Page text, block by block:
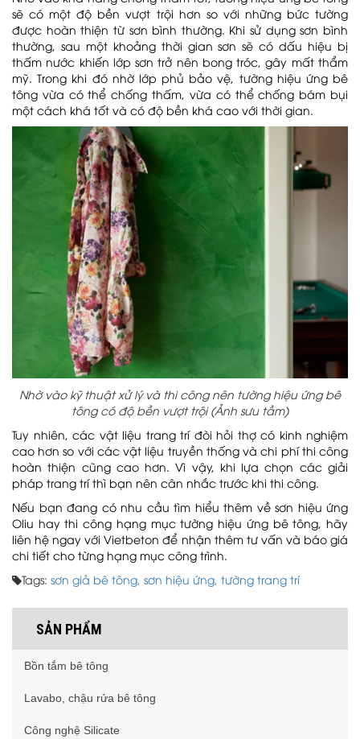
sẽ có một độ bền vượt trội hơn so với những bức tường
được hoàn thiện từ sơn bình thường. Khi sử dụng sơn bình
thường, sau một khoảng thời gian sơn sẽ có dấu hiệu bị
thấm nước khiến lớp sơn trở nên bong tróc, gây mất thẩm
mỹ. Trong khi đó nhờ lớp phủ bảo vệ, tường hiệu ứng bê
tông vừa có thể chống thấm, vừa có thể chống bám bụi
một cách khá tốt và có độ bền khá cao với thời gian.
Nhờ vào kỹ thuật xử lý và thi công nên tường hiệu ứng bê
tông có độ bền vượt trội (Ảnh sưu tầm)
Tuy nhiên, các vật liệu trang trí đòi hỏi thợ có kinh nghiệm
cao hơn so với các vật liệu truyền thống và chi phí thi công
hoàn thiện cũng cao hơn. Vì vậy, khi lựa chọn các giải
pháp trang trí thì bạn nên cân nhắc trước khi thi công.
Nếu bạn đang có nhu cầu tìm hiểu thêm về sơn hiệu ứng
Oliu hay thi công hạng mục tường hiệu ứng bê tông, hãy
liên hệ ngay với Vietbeton để nhận thêm tư vấn và báo giá
chi tiết cho từng hạng mục công trình.
Tags: sơn giả bê tông, sơn hiệu ứng, tường trang trí
SẢN PHẨM
Bồn tắm bê tông
Lavabo, chậu rửa bê tông
Công nghệ Silicate